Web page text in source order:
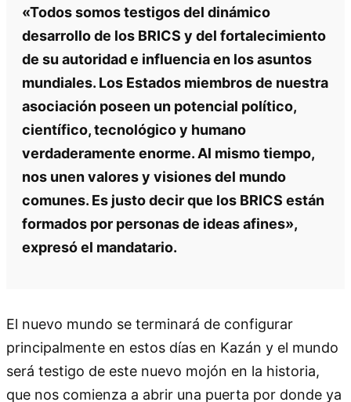
«Todos somos testigos del dinámico
desarrollo de los BRICS y del fortalecimiento
de su autoridad e influencia en los asuntos
mundiales. Los Estados miembros de nuestra
asociación poseen un potencial político,
científico, tecnológico y humano
verdaderamente enorme. Al mismo tiempo,
nos unen valores y visiones del mundo
comunes. Es justo decir que los BRICS están
formados por personas de ideas afines»,
expresó el mandatario.
El nuevo mundo se terminará de configurar
principalmente en estos días en Kazán y el mundo
será testigo de este nuevo mojón en la historia,
que nos comienza a abrir una puerta por donde ya